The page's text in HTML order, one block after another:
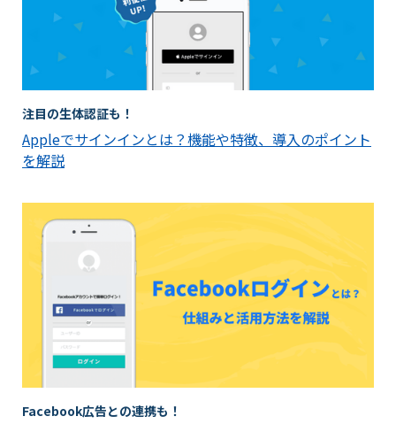
注目の生体認証も！
Appleでサインインとは？機能や特徴、導入のポイント
を解説
Facebook広告との連携も！